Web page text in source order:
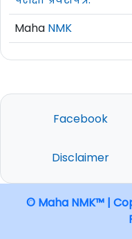
Maha NMK
Facebook
Disclaimer
© Maha NMK™ |